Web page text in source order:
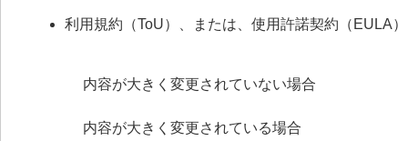
利用規約（ToU）、または、使用許諾契約（EULA
内容が大きく変更されていない場合
内容が大きく変更されている場合